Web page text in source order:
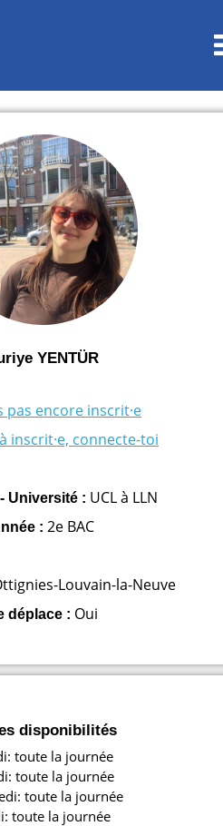
YENTÜR
pas encore inscrit·e
inscrit·e, connecte-toi
Université : UCL à LLN
: 2e BAC
Louvain-la-Neuve
déplace : Oui
disponibilités
toute la journée
toute la journée
toute la journée
toute la journée